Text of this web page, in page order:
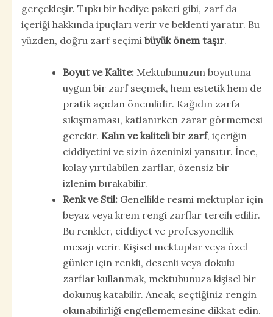
gerçekleşir. Tıpkı bir hediye paketi gibi, zarf da
içeriği hakkında ipuçları verir ve beklenti yaratır. Bu
yüzden, doğru zarf seçimi büyük önem taşır.
Boyut ve Kalite:Mektubunuzun boyutuna
uygun bir zarf seçmek, hem estetik hem de
pratik açıdan önemlidir. Kağıdın zarfa
sıkışmaması, katlanırken zarar görmemesi
gerekir. Kalın ve kaliteli bir zarf, içeriğin
ciddiyetini ve sizin özeninizi yansıtır. İnce,
kolay yırtılabilen zarflar, özensiz bir
izlenim bırakabilir.
Renk ve Stil:Genellikle resmi mektuplar için
beyaz veya krem rengi zarflar tercih edilir.
Bu renkler, ciddiyet ve profesyonellik
mesajı verir. Kişisel mektuplar veya özel
günler için renkli, desenli veya dokulu
zarflar kullanmak, mektubunuza kişisel bir
dokunuş katabilir. Ancak, seçtiğiniz rengin
okunabilirliği engellememesine dikkat edin.